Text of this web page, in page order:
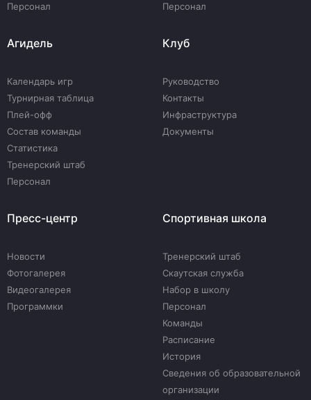
Персонал
Персонал
Агидель
Календарь игр
Турнирная таблица
Плей-офф
Состав команды
Статистика
Тренерский штаб
Персонал
Клуб
Руководство
Контакты
Инфраструктура
Документы
Пресс-центр
Новости
Фотогалерея
Видеогалерея
Программки
Спортивная школа
Тренерский штаб
Скаутская служба
Набор в школу
Персонал
Команды
Расписание
История
Сведения об образовательной
организации